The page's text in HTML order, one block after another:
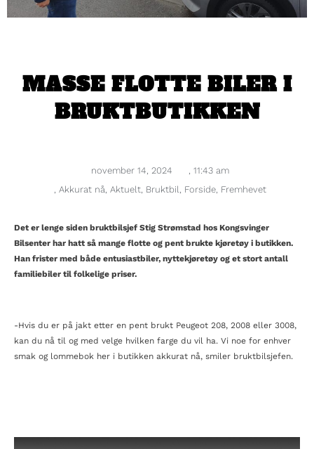
MASSE FLOTTE BILER I
BRUKTBUTIKKEN
november 14, 2024 , 11:43 am
, Akkurat nå, Aktuelt, Bruktbil, Forside, Fremhevet
Det er lenge siden bruktbilsjef Stig Strømstad hos Kongsvinger
Bilsenter har hatt så mange flotte og pent brukte kjøretøy i butikken.
Han frister med både entusiastbiler, nyttekjøretøy og et stort antall
familiebiler til folkelige priser.
-Hvis du er på jakt etter en pent brukt Peugeot 208, 2008 eller 3008,
kan du nå til og med velge hvilken farge du vil ha. Vi noe for enhver
smak og lommebok her i butikken akkurat nå, smiler bruktbilsjefen.